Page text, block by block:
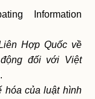
Information
Hợp Quốc về
đối với Việt
hóa của luật hình